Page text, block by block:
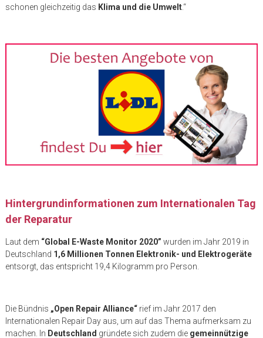
schonen gleichzeitig das Klima und die Umwelt.“
Hintergrundinformationen zum Internationalen Tag
der Reparatur
Laut dem “Global E-Waste Monitor 2020” wurden im Jahr 2019 in
Deutschland 1,6 Millionen Tonnen Elektronik- und Elektrogeräte
entsorgt, das entspricht 19,4 Kilogramm pro Person.
Die Bündnis „Open Repair Alliance“rief im Jahr 2017 den
Internationalen Repair Day aus, um auf das Thema aufmerksam zu
machen. In Deutschland gründete sich zudem die gemeinnützige